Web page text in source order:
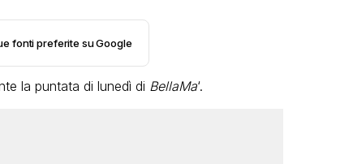
fonti preferite su Google
la puntata di lunedì di BellaMa‘.